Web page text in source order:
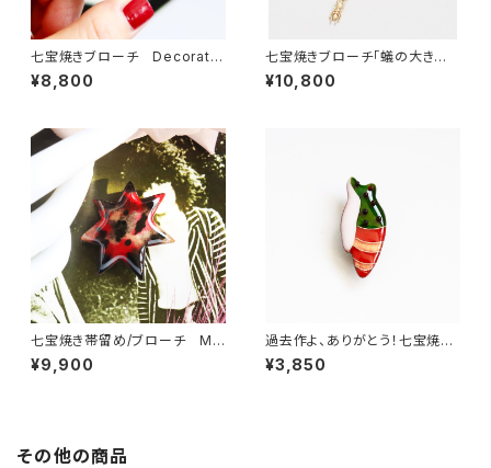
七宝焼きブローチ Decorate
d heart(outlet)
¥8,800
七宝焼きブローチ「蟻の大きな
心臓」
¥10,800
七宝焼き帯留め/ブローチ My
dark star
¥9,900
過去作よ、ありがとう！七宝焼き
ブローチ chrysalis
¥3,850
その他の商品